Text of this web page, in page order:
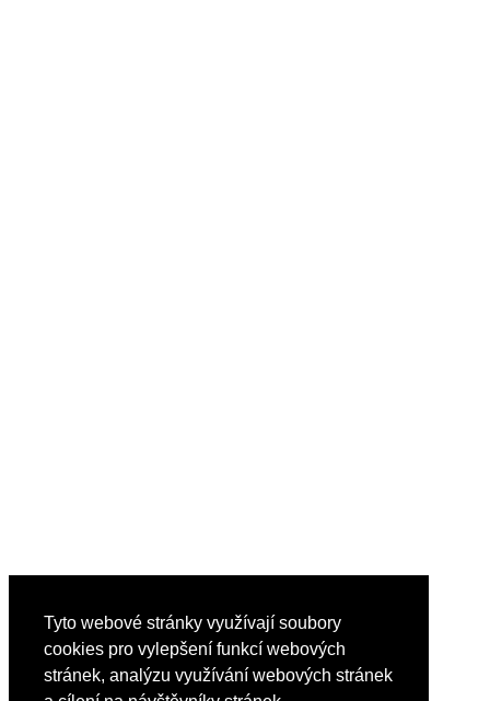
Tyto webové stránky využívají soubory
cookies pro vylepšení funkcí webových
stránek, analýzu využívání webových stránek